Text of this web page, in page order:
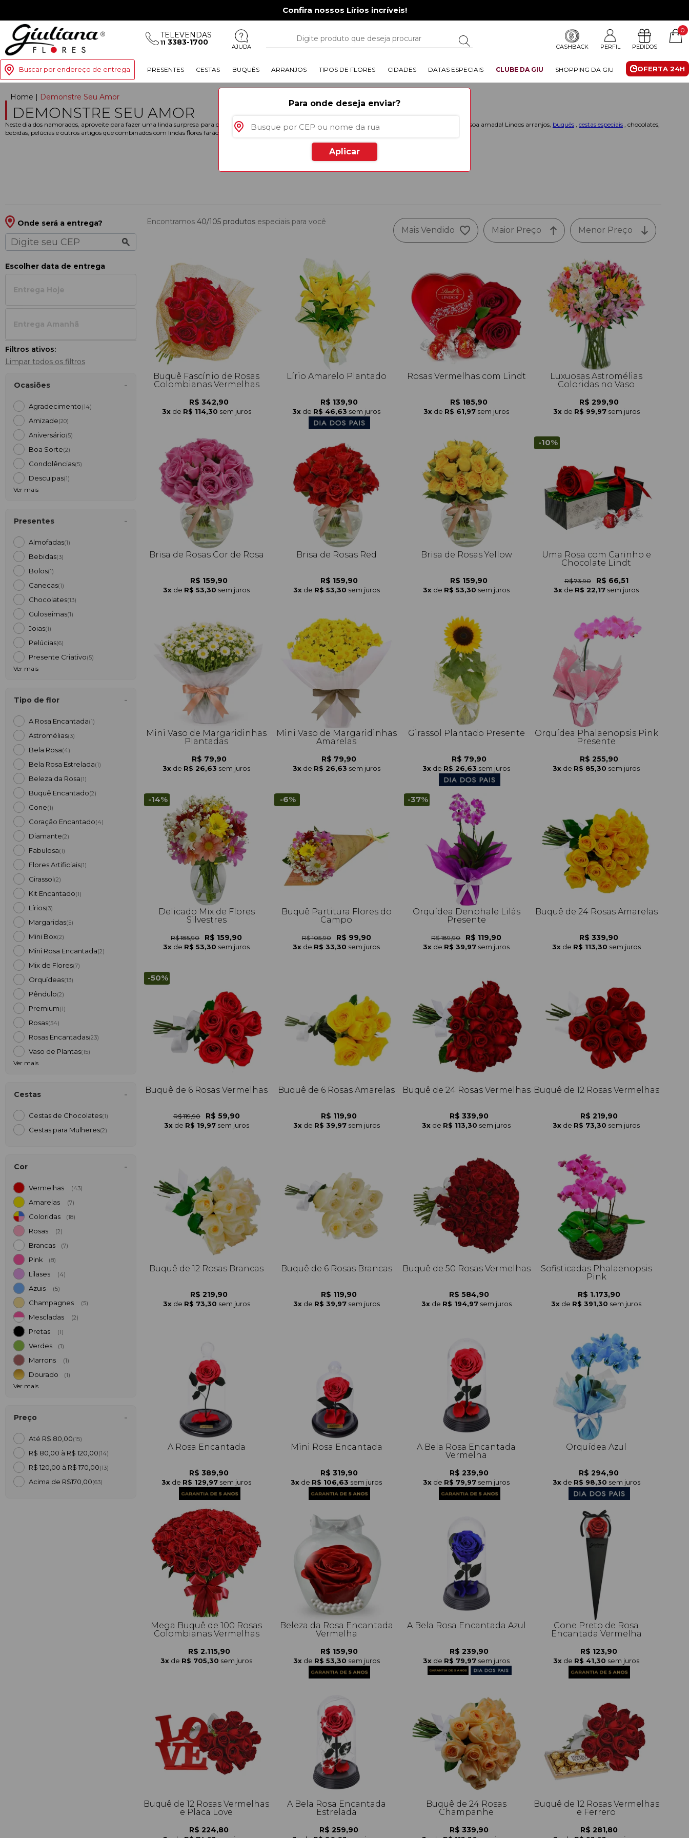
Confira nossos Lírios incríveis!
TELEVENDAS
11 3383-1700 AJUDA CASHBACK PERFIL PEDIDOS
0
Buscar por endereço de entrega OFERTA 24H
PRESENTES CESTAS BUQUÊS ARRANJOS TIPOS DE FLORES CIDADES DATAS ESPECIAIS CLUBE DA GIU SHOPPING DA GIU
Para onde deseja enviar?
Aplicar
Home | Demonstre Seu Amor
DEMONSTRE SEU AMOR
Neste dia dos namorados, aproveite para fazer uma linda surpresa para quem você ama! São diversospresentes exclusivosque irão agradar e surpreender a pessoa amada! Lindos arranjos, buquês , cestas especiais , chocolates,
bebidas, pelúcias e outros artigos que combinados com lindas flores farão toda diferença! Compre agora mesmo o seu presente para o seu amor!
Onde será a entrega?
Escolher data de entrega
Entrega Hoje
Entrega Amanh
Filtros ativos:
Limpar todos os filtros
Ocasiões
Agradecimento(14)
Amizade(20)
Aniversário(5)
Boa Sorte(2)
Condolências(5)
Desculpas(1)
Ver mais
Presentes
Almofadas(1)
Bebidas(3)
Bolos(1)
Canecas(1)
Chocolates(13)
Guloseimas(1)
Joias(1)
Pelúcias(6)
Presente Criativo(5)
Ver mais
Tipo de flor
A Rosa Encantada(1)
Astromélias(3)
Bela Rosa(4)
Bela Rosa Estrelada(1)
Beleza da Rosa(1)
Buquê Encantado(2)
Cone(1)
Coração Encantado(4)
Diamante(2)
Fabulosa(1)
Flores Artificiais(1)
Girassol(2)
Kit Encantado(1)
Lírios(3)
Margaridas(5)
Mini Box(2)
Mini Rosa Encantada(2)
Mix de Flores(7)
Orquídeas(13)
Pêndulo(2)
Premium(1)
Rosas(54)
Rosas Encantadas(23)
Vaso de Plantas(15)
Ver mais
Cestas
Cestas de Chocolates(1)
Cestas para Mulheres(2)
Cor
Vermelhas (43)
Amarelas (7)
Coloridas (18)
Rosas (2)
Brancas (7)
Pink (8)
Lilases (4)
Azuis (5)
Champagnes (5)
Mescladas (2)
Pretas (1)
Verdes (1)
Marrons (1)
Dourado (1)
Ver mais
Preço
Até R$ 80,00(15)
R$ 80,00 à R$ 120,00(14)
R$ 120,00 à R$ 170,00(13)
Acima de R$170,00(63)
Encontramos 40/105 produtos especiais para você
Menor Preço
Maior Preço
Mais Vendido
Buquê Fascínio de Rosas
Colombianas Vermelhas
R$ 342,90
3x de R$ 114,30 sem juros
Lírio Amarelo Plantado
R$ 139,90
3x de R$ 46,63 sem juros
Rosas Vermelhas com Lindt
R$ 185,90
3x de R$ 61,97 sem juros
Luxuosas Astromélias
Coloridas no Vaso
R$ 299,90
3x de R$ 99,97 sem juros
Brisa de Rosas Cor de Rosa
R$ 159,90
3x de R$ 53,30 sem juros
Brisa de Rosas Red
R$ 159,90
3x de R$ 53,30 sem juros
Brisa de Rosas Yellow
R$ 159,90
3x de R$ 53,30 sem juros
-10%
Uma Rosa com Carinho e
Chocolate Lindt
R$ 73,90 R$ 66,51
3x de R$ 22,17 sem juros
Mini Vaso de Margaridinhas
Plantadas
R$ 79,90
3x de R$ 26,63 sem juros
Mini Vaso de Margaridinhas
Amarelas
R$ 79,90
3x de R$ 26,63 sem juros
Girassol Plantado Presente
R$ 79,90
3x de R$ 26,63 sem juros
Orquídea Phalaenopsis Pink
Presente
R$ 255,90
3x de R$ 85,30 sem juros
-14%
Delicado Mix de Flores
Silvestres
R$ 185,90 R$ 159,90
3x de R$ 53,30 sem juros
-6%
Buquê Partitura Flores do
Campo
R$ 105,90 R$ 99,90
3x de R$ 33,30 sem juros
-37%
Orquídea Denphale Lilás
Presente
R$ 189,90 R$ 119,90
3x de R$ 39,97 sem juros
Buquê de 24 Rosas Amarelas
R$ 339,90
3x de R$ 113,30 sem juros
-50%
Buquê de 6 Rosas Vermelhas
R$ 119,90 R$ 59,90
3x de R$ 19,97 sem juros
Buquê de 6 Rosas Amarelas
R$ 119,90
3x de R$ 39,97 sem juros
Buquê de 24 Rosas Vermelhas
R$ 339,90
3x de R$ 113,30 sem juros
Buquê de 12 Rosas Vermelhas
R$ 219,90
3x de R$ 73,30 sem juros
Buquê de 12 Rosas Brancas
R$ 219,90
3x de R$ 73,30 sem juros
Buquê de 6 Rosas Brancas
R$ 119,90
3x de R$ 39,97 sem juros
Buquê de 50 Rosas Vermelhas
R$ 584,90
3x de R$ 194,97 sem juros
Sofisticadas Phalaenopsis
Pink
R$ 1.173,90
3x de R$ 391,30 sem juros
A Rosa Encantada
R$ 389,90
3x de R$ 129,97 sem juros
Mini Rosa Encantada
R$ 319,90
3x de R$ 106,63 sem juros
A Bela Rosa Encantada
Vermelha
R$ 239,90
3x de R$ 79,97 sem juros
Orquídea Azul
R$ 294,90
3x de R$ 98,30 sem juros
Mega Buquê de 100 Rosas
Colombianas Vermelhas
R$ 2.115,90
3x de R$ 705,30 sem juros
Beleza da Rosa Encantada
Vermelha
R$ 159,90
3x de R$ 53,30 sem juros
A Bela Rosa Encantada Azul
R$ 239,90
3x de R$ 79,97 sem juros
Cone Preto de Rosa
Encantada Vermelha
R$ 123,90
3x de R$ 41,30 sem juros
Buquê de 12 Rosas Vermelhas
e Placa Love
R$ 224,80
A Bela Rosa Encantada
Estrelada
R$ 259,90
Buquê de 24 Rosas
Champanhe
R$ 339,90
Buquê de 12 Rosas Vermelhas
e Ferrero
R$ 281,80